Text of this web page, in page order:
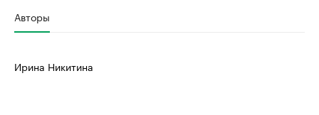
Авторы
Ирина Никитина